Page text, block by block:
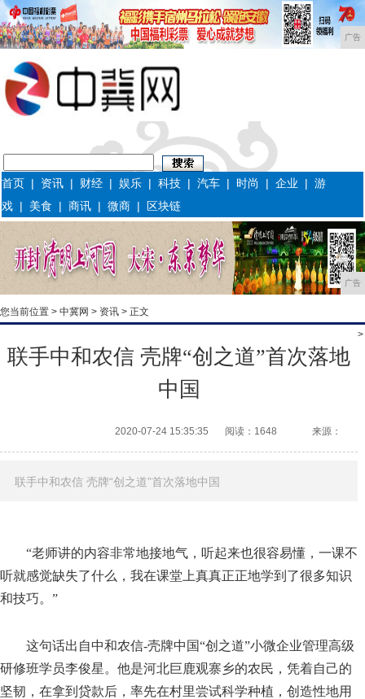
广告
首页 | 资讯 | 财经 |娱乐 |科技 |汽车 | 时尚 |企业 |游
戏 | 美食 |商讯 |微商 | 区块链
广告
您当前位置 > 中冀网 > 资讯 > 正文
>
联手中和农信 壳牌“创之道”首次落地
中国
2020-07-24 15:35:35 阅读：1648 来源：
联手中和农信 壳牌“创之道”首次落地中国
“老师讲的内容非常地接地气，听起来也很容易懂，一课不
听就感觉缺失了什么，我在课堂上真真正正地学到了很多知识
和技巧。”
这句话出自中和农信-壳牌中国“创之道”小微企业管理高级
研修班学员李俊星。他是河北巨鹿观寨乡的农民，凭着自己的
坚韧，在拿到贷款后，率先在村里尝试科学种植，创造性地用